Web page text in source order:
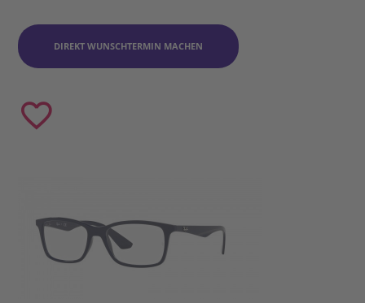
DIREKT WUNSCHTERMIN MACHEN